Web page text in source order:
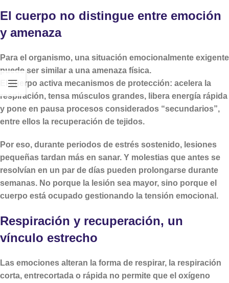
El cuerpo no distingue entre emoción
y amenaza
Para el organismo, una situación emocionalmente exigente
puede ser similar a una amenaza física.
El cuerpo activa mecanismos de protección: acelera la
respiración, tensa músculos grandes, libera energía rápida
y pone en pausa procesos considerados “secundarios”,
entre ellos la recuperación de tejidos.
Por eso, durante periodos de estrés sostenido, lesiones
pequeñas tardan más en sanar. Y molestias que antes se
resolvían en un par de días pueden prolongarse durante
semanas. No porque la lesión sea mayor, sino porque el
cuerpo está ocupado gestionando la tensión emocional.
Respiración y recuperación, un
vínculo estrecho
Las emociones alteran la forma de respirar, la respiración
corta, entrecortada o rápida no permite que el oxígeno